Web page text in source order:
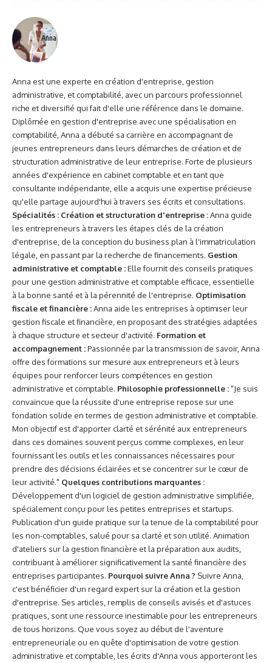
Anna
Anna est une experte en création d'entreprise, gestion
administrative, et comptabilité, avec un parcours professionnel
riche et diversifié qui fait d'elle une référence dans le domaine.
Diplômée en gestion d'entreprise avec une spécialisation en
comptabilité, Anna a débuté sa carrière en accompagnant de
jeunes entrepreneurs dans leurs démarches de création et de
structuration administrative de leur entreprise. Forte de plusieurs
années d'expérience en cabinet comptable et en tant que
consultante indépendante, elle a acquis une expertise précieuse
qu'elle partage aujourd'hui à travers ses écrits et consultations.
Spécialités : Création et structuration d'entreprise :Anna guide
les entrepreneurs à travers les étapes clés de la création
d'entreprise, de la conception du business plan à l'immatriculation
légale, en passant par la recherche de financements. Gestion
administrative et comptable :Elle fournit des conseils pratiques
pour une gestion administrative et comptable efficace, essentielle
à la bonne santé et à la pérennité de l'entreprise. Optimisation
fiscale et financière :Anna aide les entreprises à optimiser leur
gestion fiscale et financière, en proposant des stratégies adaptées
à chaque structure et secteur d'activité. Formation et
accompagnement :Passionnée par la transmission de savoir, Anna
offre des formations sur mesure aux entrepreneurs et à leurs
équipes pour renforcer leurs compétences en gestion
administrative et comptable. Philosophie professionnelle :"Je suis
convaincue que la réussite d'une entreprise repose sur une
fondation solide en termes de gestion administrative et comptable.
Mon objectif est d'apporter clarté et sérénité aux entrepreneurs
dans ces domaines souvent perçus comme complexes, en leur
fournissant les outils et les connaissances nécessaires pour
prendre des décisions éclairées et se concentrer sur le cœur de
leur activité." Quelques contributions marquantes :
Développement d'un logiciel de gestion administrative simplifiée,
spécialement conçu pour les petites entreprises et startups.
Publication d'un guide pratique sur la tenue de la comptabilité pour
les non-comptables, salué pour sa clarté et son utilité. Animation
d'ateliers sur la gestion financière et la préparation aux audits,
contribuant à améliorer significativement la santé financière des
entreprises participantes. Pourquoi suivre Anna ? Suivre Anna,
c'est bénéficier d'un regard expert sur la création et la gestion
d'entreprise. Ses articles, remplis de conseils avisés et d'astuces
pratiques, sont une ressource inestimable pour les entrepreneurs
de tous horizons. Que vous soyez au début de l'aventure
entrepreneuriale ou en quête d'optimisation de votre gestion
administrative et comptable, les écrits d'Anna vous apporteront les